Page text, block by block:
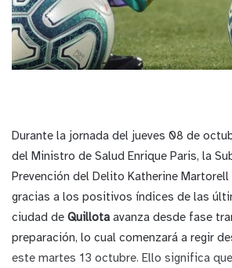
Durante la jornada del jueves 08 de
del Ministro de Salud Enrique Paris, la
Prevención del Delito Katherine
gracias a los positivos índices de las
ciudad de Quillota avanza desde fase
preparación, lo cual comenzará a regir
este martes 13 octubre. Ello significa